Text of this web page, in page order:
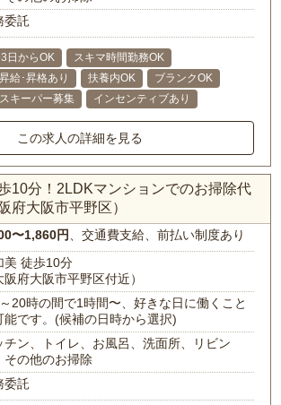
委託
日からOK
スキマ時間勤務OK
昇給･昇格あり 扶養内OK
ブランクOK
キーパー募集 インセンティブあり
この求人の詳細を見る
10分！2LDKマンションでのお掃除代
府大阪市平野区）
〜1,860円 、交通費支給、前払い制度あり
美 徒歩10分
阪府大阪市平野区付近）
20時の間で1時間〜、好きな日に働くこと
能です。(候補の日時から選択)
チン、トイレ、お風呂、洗面所、リビン
その他のお掃除
委託